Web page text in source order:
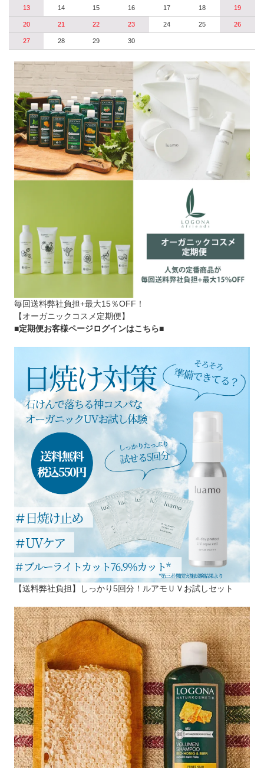
13 14 15 16 17 18 19
20 21 22 23 24 25 26
27 28 29 30
毎回送料弊社負担+最大15％OFF！
【オーガニックコスメ定期便】
■定期便お客様ページログインはこちら■
【送料弊社負担】しっかり5回分！ルアモＵＶお試しセット